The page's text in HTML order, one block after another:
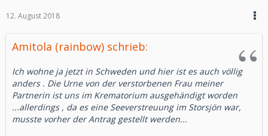
12. August 2018
Amitola (rainbow) schrieb:
Ich wohne ja jetzt in Schweden und hier ist es auch völlig
anders . Die Urne von der verstorbenen Frau meiner
Partnerin ist uns im Krematorium ausgehändigt worden
...allerdings , da es eine Seeverstreuung im Storsjön war,
musste vorher der Antrag gestellt werden...